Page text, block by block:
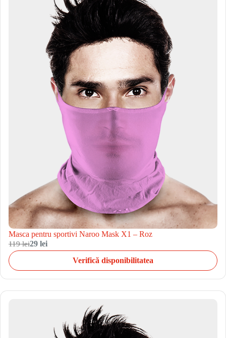
Masca pentru sportivi Naroo Mask X1 – Roz
119 lei29 lei
Verifică disponibilitatea